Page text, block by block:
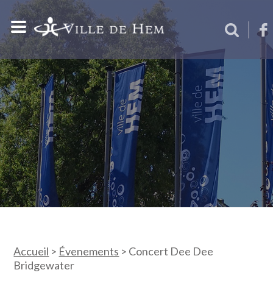
Accueil > Évenements > Concert Dee Dee
Bridgewater